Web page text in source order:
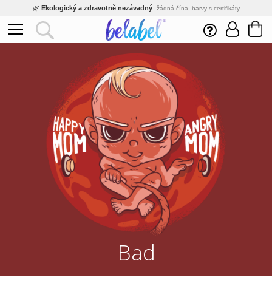
🌿 Ekologický a zdravotně nezávadný žádná čína, barvy s certifikáty
Inovativní výroba vlastní vývoj, nejnovější technologie
Rychlé dodání expedujeme do 24h
Výhodné pro firmy velké množstevní slevy
Kvalita pod kontrolou jsme přímý výrobce, žádný zprostředkovatel
Eshop s tradicí od roku 2010 tisíce spokojených zákazníků
Bad